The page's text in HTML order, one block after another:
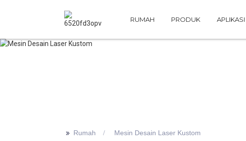
RUMAH PRODUK APLIKASI
>> Rumah Mesin Desain Laser Kustom